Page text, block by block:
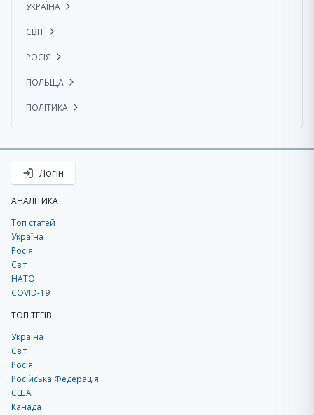
УКРАЇНА
СВІТ
РОСІЯ
ПОЛЬЩА
ПОЛІТИКА
Логін
АНАЛІТИКА
Топ статей
Україна
Росія
Світ
НАТО
COVID-19
ТОП ТЕГІВ
Україна
Світ
Росія
Російська Федерація
США
Канада